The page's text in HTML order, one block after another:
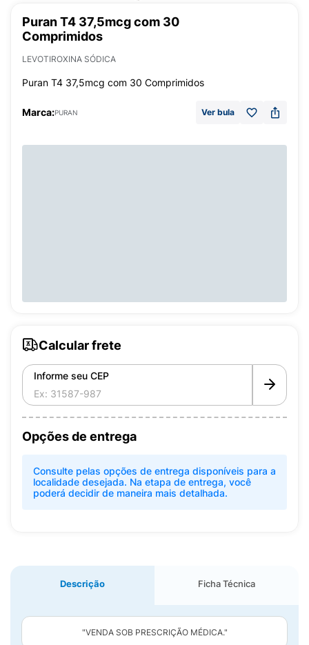
Puran T4 37,5mcg com 30
Comprimidos
LEVOTIROXINA SÓDICA
Puran T4 37,5mcg com 30 Comprimidos
Marca:PURAN Ver bula
Calcular frete
Informe seu CEP
Opções de entrega
Consulte pelas opções de entrega disponíveis para a
localidade desejada. Na etapa de entrega, você
poderá decidir de maneira mais detalhada.
Descrição Ficha Técnica
"VENDA SOB PRESCRIÇÃO MÉDICA."